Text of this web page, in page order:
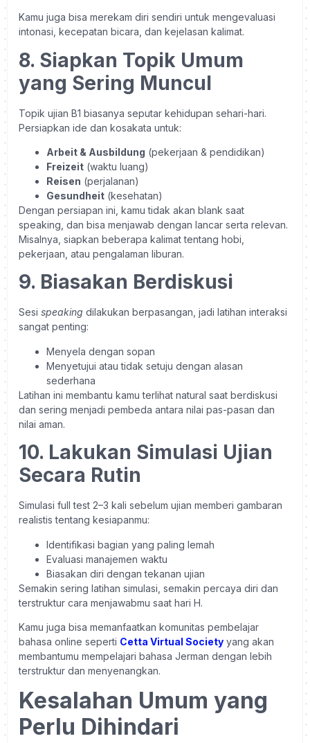
Kamu juga bisa merekam diri sendiri untuk mengevaluasi
intonasi, kecepatan bicara, dan kejelasan kalimat.
8. Siapkan Topik Umum
yang Sering Muncul
Topik ujian B1 biasanya seputar kehidupan sehari-hari.
Persiapkan ide dan kosakata untuk:
Arbeit & Ausbildung (pekerjaan & pendidikan)
Freizeit (waktu luang)
Reisen (perjalanan)
Gesundheit (kesehatan)
Dengan persiapan ini, kamu tidak akan blank saat
speaking, dan bisa menjawab dengan lancar serta relevan.
Misalnya, siapkan beberapa kalimat tentang hobi,
pekerjaan, atau pengalaman liburan.
9. Biasakan Berdiskusi
Sesi speaking dilakukan berpasangan, jadi latihan interaksi
sangat penting:
Menyela dengan sopan
Menyetujui atau tidak setuju dengan alasan
sederhana
Latihan ini membantu kamu terlihat natural saat berdiskusi
dan sering menjadi pembeda antara nilai pas-pasan dan
nilai aman.
10. Lakukan Simulasi Ujian
Secara Rutin
Simulasi full test 2–3 kali sebelum ujian memberi gambaran
realistis tentang kesiapanmu:
Identifikasi bagian yang paling lemah
Evaluasi manajemen waktu
Biasakan diri dengan tekanan ujian
Semakin sering latihan simulasi, semakin percaya diri dan
terstruktur cara menjawabmu saat hari H.
Kamu juga bisa memanfaatkan komunitas pembelajar
bahasa online seperti Cetta Virtual Society yang akan
membantumu mempelajari bahasa Jerman dengan lebih
terstruktur dan menyenangkan.
Kesalahan Umum yang
Perlu Dihindari